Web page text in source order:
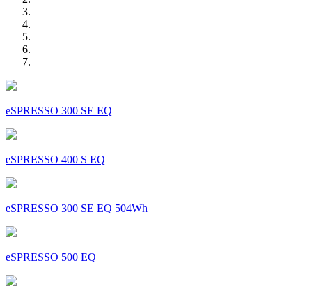
eSPRESSO 300 SE EQ
eSPRESSO 400 S EQ
eSPRESSO 300 SE EQ 504Wh
eSPRESSO 500 EQ